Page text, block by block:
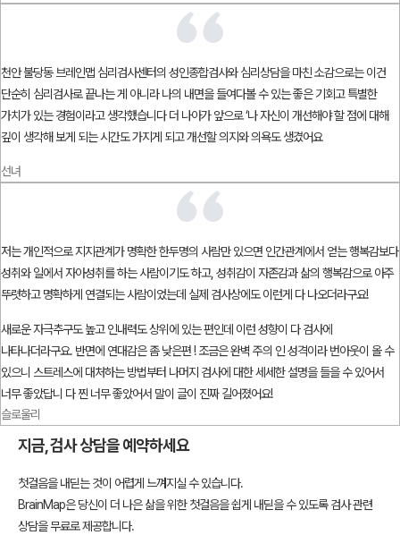
천안 불당동 브레인맵 심리검사센터의 성인종합검사와 심리상담을 마친 소감으로는 이건
단순히 심리검사로 끝나는 게 아니라 나의 내면을 들여다볼 수 있는 좋은 기회고 특별한
가치가 있는 경험이라고 생각했습니다 더 나아가 앞으로 ‘나 자신이 개선해야 할 점에 대해
깊이 생각해 보게 되는 시간도 가지게 되고 개선할 의지와 의욕도 생겼어요
선녀
저는 개인적으로 지지관계가 명확한 한두명의 사람만 있으면 인간관계에서 얻는 행복감보다
성취와 일에서 자아성취를 하는 사람이기도 하고, 성취감이 자존감과 삶의 행복감으로 아주
뚜렷하고 명확하게 연결되는 사람이었는데 실제 검사상에도 이런게 다 나오더라구요!
새로운 자극추구도 높고 인내력도 상위에 있는 편인데 이런 성향이 다 검사에
나타나더라구요. 반면에 연대감은 좀 낮은편 ! 조금은 완벽 주의 인 성격이라 번아웃이 올 수
있으니 스트레스에 대처하는 방법부터 나머지 검사에 대한 세세한 설명을 들을 수 있어서
너무 좋았답니 다 찐 너무 좋았어서 말이 글이 진짜 길어졌어요!
임상심리 전문가 선생님과 해석상담을 진행했어요. 대학병원 정신건강의학과도 해석상담은
임상심리전문가 선생님과 50분간 진행하는 데 비급여기도하고 정말 비싼편인데 여기는 그
슬로울리
지금, 검사 상담을 예약하세요
첫걸음을 내딛는 것이 어렵게 느껴지실 수 있습니다.
BrainMap은 당신이 더 나은 삶을 위한 첫걸음을 쉽게 내딛을 수 있도록 검사 관련
상담을 무료로 제공합니다.